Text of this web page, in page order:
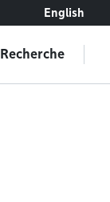
English
Recherche